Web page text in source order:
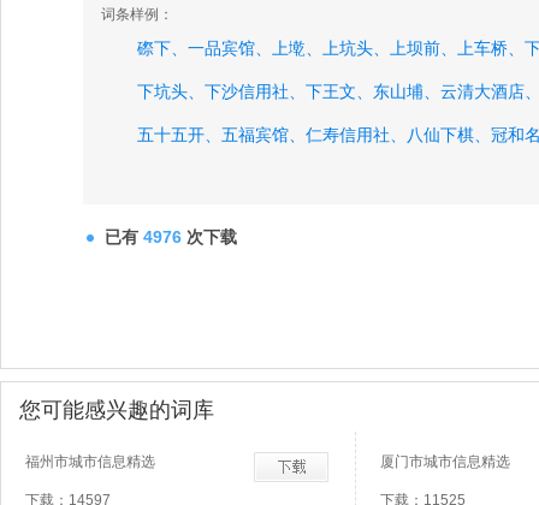
词条样例：
磜下、 一品宾馆、 上墘、 上坑头、 上坝前、 上车桥、
下坑头、 下沙信用社、 下王文、 东山埔、 云清大酒店
五十五开、 五福宾馆、 仁寿信用社、 八仙下棋、 冠和
已有 4976 次下载
您可能感兴趣的词库
福州市城市信息精选
下载：14597
厦门市城市信息精选
下载：11525